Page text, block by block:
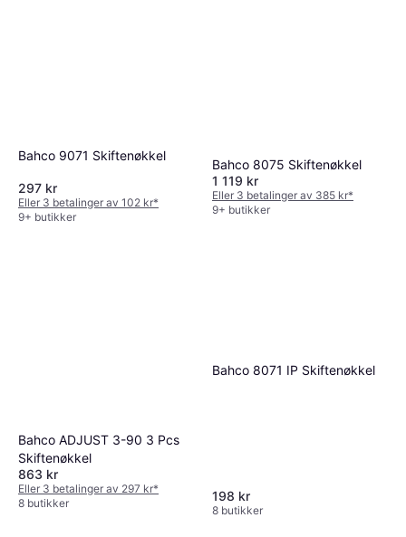
Bahco 9071 Skiftenøkkel
297 kr
Eller 3 betalinger av 102 kr*
9+ butikker
Bahco 8075 Skiftenøkkel
1 119 kr
Eller 3 betalinger av 385 kr*
9+ butikker
Bahco ADJUST 3-90 3 Pcs
Skiftenøkkel
863 kr
Eller 3 betalinger av 297 kr*
8 butikker
Bahco 8071 IP Skiftenøkkel
198 kr
8 butikker